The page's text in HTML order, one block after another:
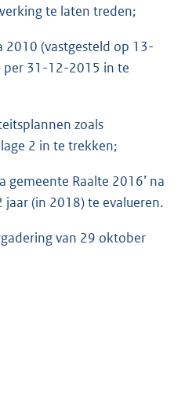
te laten treden;
2010 (vastgesteld op 13-
per 31-12-2015 in te
zoals
2 in te trekken;
gemeente Raalte 2016’ na
jaar (in 2018) te evalueren.
van 29 oktober